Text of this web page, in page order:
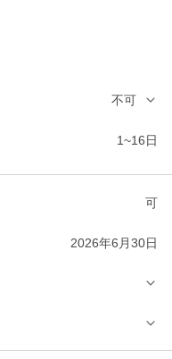
不可
1~16日
可
2026年6月30日